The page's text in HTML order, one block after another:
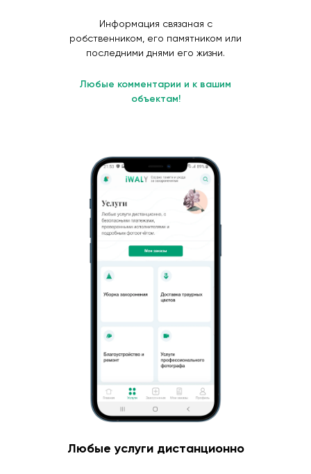
Информация связаная с
робственником, его памятником или
последними днями его жизни.
Любые комментарии и к вашим
объектам!
Любые услуги дистанционно